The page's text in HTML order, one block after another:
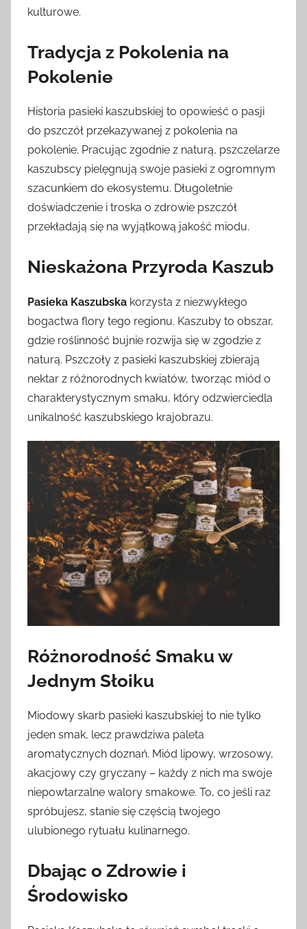
kulturowe.
Tradycja z Pokolenia na
Pokolenie
Historia pasieki kaszubskiej to opowieść o pasji
do pszczół przekazywanej z pokolenia na
pokolenie. Pracując zgodnie z naturą, pszczelarze
kaszubscy pielęgnują swoje pasieki z ogromnym
szacunkiem do ekosystemu. Długoletnie
doświadczenie i troska o zdrowie pszczół
przekładają się na wyjątkową jakość miodu.
Nieskażona Przyroda Kaszub
Pasieka Kaszubska korzysta z niezwykłego
bogactwa flory tego regionu. Kaszuby to obszar,
gdzie roślinność bujnie rozwija się w zgodzie z
naturą. Pszczoły z pasieki kaszubskiej zbierają
nektar z różnorodnych kwiatów, tworząc miód o
charakterystycznym smaku, który odzwierciedla
unikalność kaszubskiego krajobrazu.
Różnorodność Smaku w
Jednym Słoiku
Miodowy skarb pasieki kaszubskiej to nie tylko
jeden smak, lecz prawdziwa paleta
aromatycznych doznań. Miód lipowy, wrzosowy,
akacjowy czy gryczany – każdy z nich ma swoje
niepowtarzalne walory smakowe. To, co jeśli raz
spróbujesz, stanie się częścią twojego
ulubionego rytuału kulinarnego.
Dbając o Zdrowie i
Środowisko